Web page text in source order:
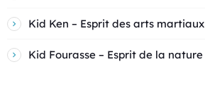
Kid Ken – Esprit des arts martiaux
Kid Fourasse – Esprit de la nature